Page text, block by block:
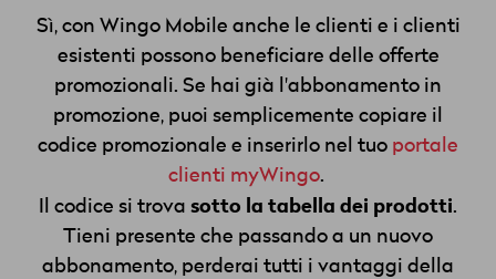
Sì, con Wingo Mobile anche le clienti e i clienti
esistenti possono beneficiare delle offerte
promozionali. Se hai già l'abbonamento in
promozione, puoi semplicemente copiare il
codice promozionale e inserirlo nel tuo portale
clienti myWingo.
Il codice si trova sotto la tabella dei prodotti.
Tieni presente che passando a un nuovo
abbonamento, perderai tutti i vantaggi della